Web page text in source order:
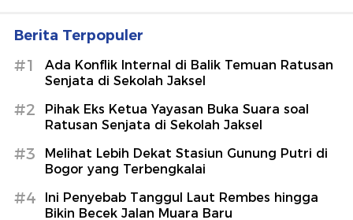
Berita Terpopuler
#1
Ada Konflik Internal di Balik Temuan Ratusan
Senjata di Sekolah Jaksel
#2
Pihak Eks Ketua Yayasan Buka Suara soal
Ratusan Senjata di Sekolah Jaksel
#3
Melihat Lebih Dekat Stasiun Gunung Putri di
Bogor yang Terbengkalai
#4
Ini Penyebab Tanggul Laut Rembes hingga
Bikin Becek Jalan Muara Baru